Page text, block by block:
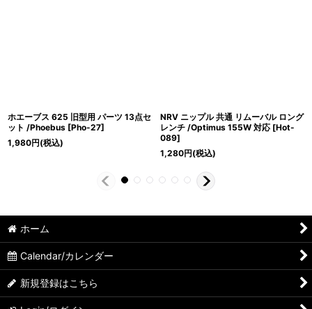
ホエーブス 625 旧型用 パーツ 13点セ
ット /Phoebus [Pho-27]
1,980円(税込)
NRV ニップル 共通 リムーバル ロング
レンチ /Optimus 155W 対応 [Hot-
089]
1,280円(税込)
ホーム
Calendar/カレンダー
新規登録はこちら